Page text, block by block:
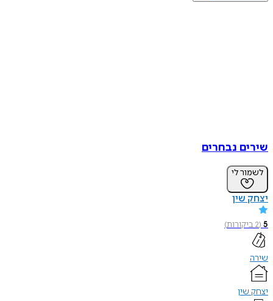
שירים נבחרים
לשמור לי
יצחק שין
5
(
2ביקורות)
שירה
יצחק שין